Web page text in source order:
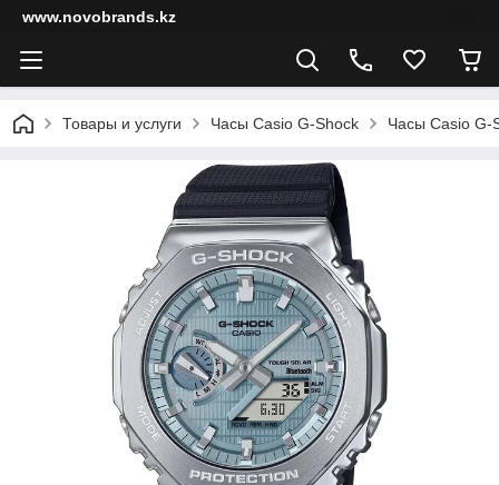
www.novobrands.kz
Товары и услуги Часы Casio G-Shock Часы Casio G-